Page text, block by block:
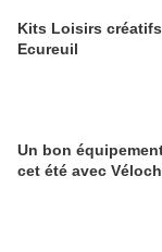
Kits Loisirs créatifs
Ecureuil
Un bon
cet été avec